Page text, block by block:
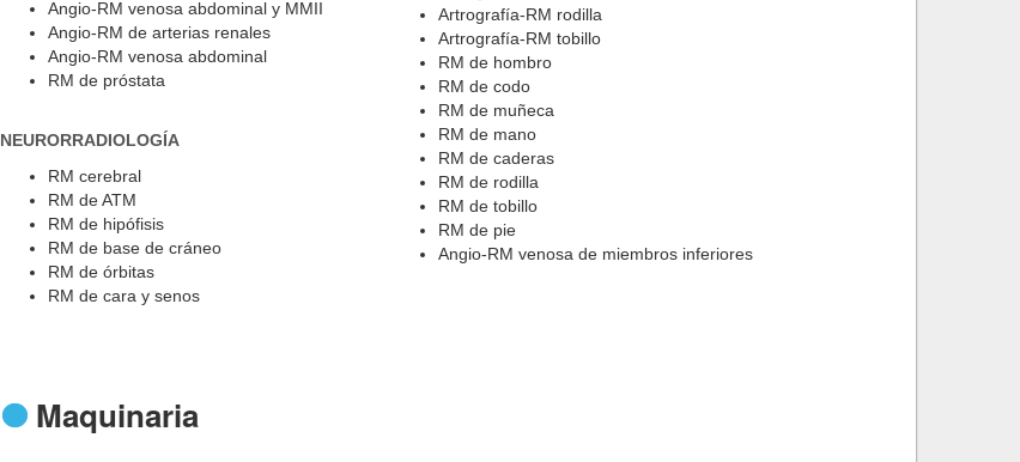
Angio-RM venosa abdominal y MMII
Angio-RM de arterias renales
Angio-RM venosa abdominal
RM de próstata
NEURORRADIOLOGÍA
RM cerebral
RM de ATM
RM de hipófisis
RM de base de cráneo
RM de órbitas
RM de cara y senos
Artrografía-RM rodilla
Artrografía-RM tobillo
RM de hombro
RM de codo
RM de muñeca
RM de mano
RM de caderas
RM de rodilla
RM de tobillo
RM de pie
Angio-RM venosa de miembros inferiores
Maquinaria